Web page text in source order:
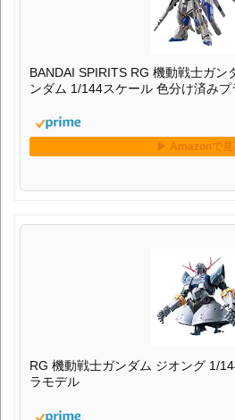
BANDAI SPIRITS RG 機動戦士ガン
ンダム 1/144スケール 色分け済み
RG 機動戦士ガンダム ジオング 1/
ラモデル